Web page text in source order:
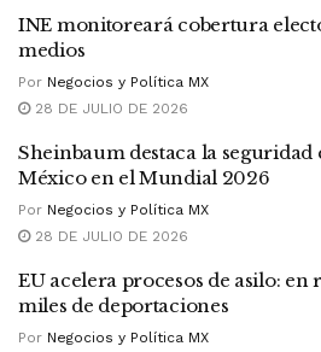
INE monitoreará cobertura
medios
Por Negocios y Política MX
28 DE JULIO DE 2026
Sheinbaum destaca la seguridad
México en el Mundial 2026
Por Negocios y Política MX
28 DE JULIO DE 2026
EU acelera procesos de asilo: en
miles de deportaciones
Por Negocios y Política MX